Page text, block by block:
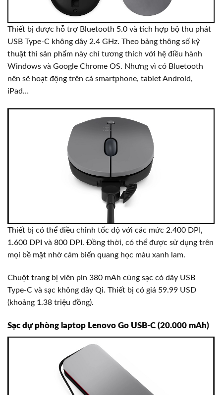
Thiết bị được hỗ trợ Bluetooth 5.0 và tích hợp bộ thu phát
USB Type-C không dây 2.4 GHz. Theo bảng thông số kỹ
thuật thì sản phẩm này chỉ tương thích với hệ điều hành
Windows và Google Chrome OS. Nhưng vì có Bluetooth
nên sẽ hoạt động trên cả smartphone, tablet Android,
iPad…
Thiết bị có thể điều chỉnh tốc độ với các mức 2.400 DPI,
1.600 DPI và 800 DPI. Đồng thời, có thể được sử dụng trên
mọi bề mặt nhờ cảm biến quang học màu xanh lam.
Chuột trang bị viên pin 380 mAh cùng sạc có dây USB
Type-C và sạc không dây Qi. Thiết bị có giá 59.99 USD
(khoảng 1.38 triệu đồng).
Sạc dự phòng laptop Lenovo Go USB-C (20.000 mAh)